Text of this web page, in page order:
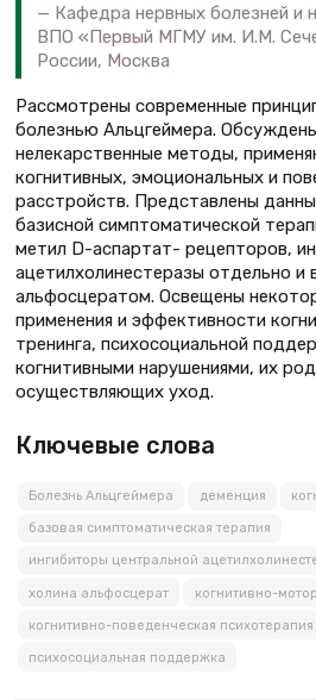
Кафедра нервных болезней и
ВПО «Первый МГМУ им. И.М.
России, Москва
Рассмотрены современные
болезнью Альцгеймера.
нелекарственные методы,
когнитивных, эмоциональных и
расстройств. Представлены
базисной симптоматической
метил D-аспартат- рецепторов,
ацетилхолинестеразы отдельно и
альфосцератом. Освещены
применения и эффективности
тренинга, психосоциальной
когнитивными нарушениями, их
осуществляющих уход.
Ключевые слова
Болезнь Альцгеймера деменция
базовая симптоматическая терапия
ингибиторы центральной
холина альфосцерат когнитивно-
когнитивно-поведенческая психотерапия
психосоциальная поддержка